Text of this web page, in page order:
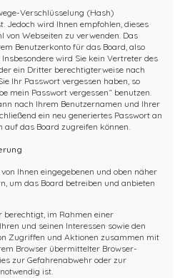
Verschlüsselung (Hash)
Jedoch wird Ihnen empfohlen, dieses
von Webseiten zu verwenden. Das
Benutzerkonto für das Board, also
wird Sie kein Vertreter des
ein Dritter berechtigterweise nach
Ihr Passwort vergessen haben, so
mein Passwort vergessen“ benutzen.
nach Ihrem Benutzernamen und Ihrer
ein neu generiertes Passwort an
auf das Board zugreifen können.
Ihnen eingegebenen und oben näher
um das Board betreiben und anbieten
berechtigt, im Rahmen einer
und seinen Interessen sowie den
Zugriffen und Aktionen zusammen mit
Browser übermittelter Browser-
zur Gefahrenabwehr oder zur
ist.